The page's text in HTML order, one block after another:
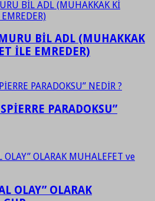
BİL ADL (MUHAKKAK
İLE EMREDER)
PARADOKSU”
OLAY” OLARAK